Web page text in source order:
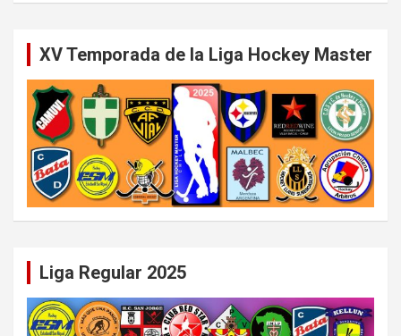
XV Temporada de la Liga Hockey Master
Liga Regular 2025